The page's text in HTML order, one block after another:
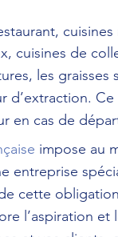
cuisines de
les
d’extraction.
en cas de
impose au
entreprise
cette
l’aspiration